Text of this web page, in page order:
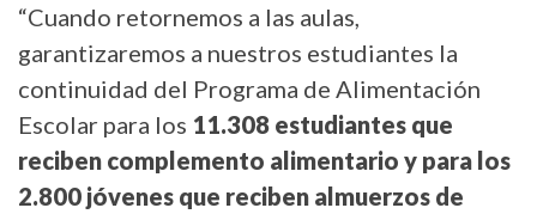
“Cuando retornemos a las aulas,
garantizaremos a nuestros estudiantes la
continuidad del Programa de Alimentación
Escolar para los 11.308 estudiantes que
reciben complemento alimentario y para los
2.800 jóvenes que reciben almuerzos de